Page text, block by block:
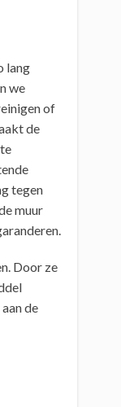
lang
we
of
de
tegen
muur
Door ze
de